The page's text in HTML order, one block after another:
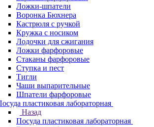
Ложки-шпатели
Воронка Бюхнера
Кастрюля с ручкой
Кружка с носиком
Лодочки для сжигания
Ложки фарфоровые
Стаканы фарфоровые
Ступка и пест
Тигли
Чаши выпарительные
Шпатели фарфоровые
пластиковая лабораторная
Назад
Посуда пластиковая лабораторная